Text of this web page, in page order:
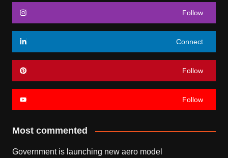
Follow
Connect
Follow
Follow
Most commented
Government is launching new aero model